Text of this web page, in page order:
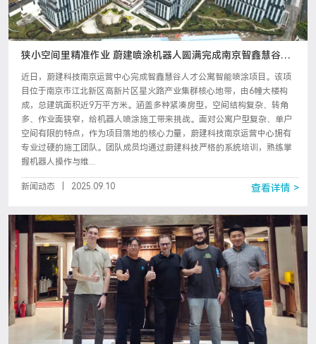
狭小空间里精准作业 蔚建喷涂机器人圆满完成南京智鑫慧谷人
近日，蔚建科技南京运营中心完成智鑫慧谷人才公寓智能喷涂项目。该项
目位于南京市江北新区高新片区星火路产业集群核心地带，由6幢大楼构
成，总建筑面积近9万平方米。涵盖多种紧凑房型，空间结构复杂、转角
多、作业面狭窄，给机器人喷涂施工带来挑战。面对公寓户型复杂、单户
空间有限的特点，作为项目落地的核心力量，蔚建科技南京运营中心拥有
专业过硬的施工团队。团队成员均通过蔚建科技严格的系统培训，熟练掌
握机器人操作与维...
新闻动态 2025.09.10 查看详情 >